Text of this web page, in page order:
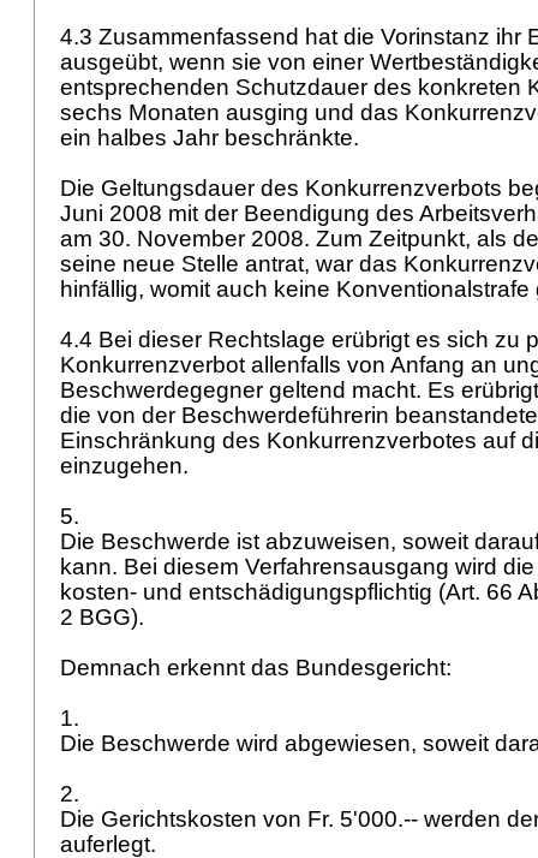
4.3 Zusammenfassend hat die Vorinstanz ihr
ausgeübt, wenn sie von einer
entsprechenden Schutzdauer des konkreten
sechs Monaten ausging und das
ein halbes Jahr beschränkte.
Die Geltungsdauer des Konkurrenzverbots
Juni 2008 mit der Beendigung des
am 30. November 2008. Zum Zeitpunkt, als
seine neue Stelle antrat, war das
hinfällig, womit auch keine
4.4 Bei dieser Rechtslage erübrigt es sich zu
Konkurrenzverbot allenfalls von Anfang an
Beschwerdegegner geltend macht. Es
die von der Beschwerdeführerin
Einschränkung des Konkurrenzverbotes auf
einzugehen.
5.
Die Beschwerde ist abzuweisen, soweit
kann. Bei diesem Verfahrensausgang wird
kosten- und entschädigungspflichtig (Art. 66
2 BGG).
Demnach erkennt das Bundesgericht:
1.
Die Beschwerde wird abgewiesen, soweit
2.
Die Gerichtskosten von Fr. 5'000.-- werden
auferlegt.